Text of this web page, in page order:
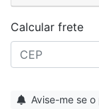
Calcular frete
Avise-me se